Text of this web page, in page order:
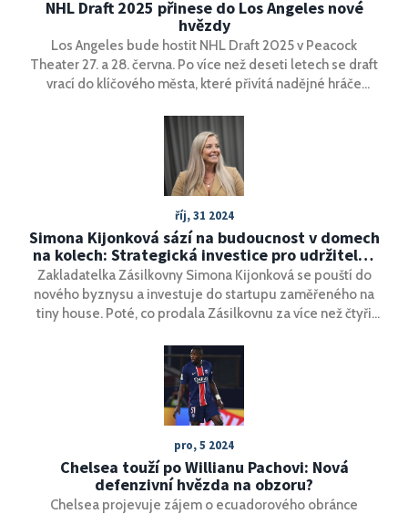
NHL Draft 2025 přinese do Los Angeles nové
hvězdy
Los Angeles bude hostit NHL Draft 2025 v Peacock
Theater 27. a 28. června. Po více než deseti letech se draft
vrací do klíčového města, které přivítá nadějné hráče
zahrnuje talentované hráče jako Matthew Schaefer a
Michael Misa. Akce zdůrazňuje spolupráci s lokálními
partnery.
říj, 31 2024
Simona Kijonková sází na budoucnost v domech
na kolech: Strategická investice pro udržitelné
bydlení
Zakladatelka Zásilkovny Simona Kijonková se pouští do
nového byznysu a investuje do startupu zaměřeného na
tiny house. Poté, co prodala Zásilkovnu za více než čtyři
podnikatelské příležitosti. Kijonková sází na sektory jako
technologie a zdravotnictví a hodlá také založit nadaci na
zlepšení života pro jednotliví hmotně znevýhodněné
skupiny obyvatelstva.
pro, 5 2024
Chelsea touží po Willianu Pachovi: Nová
defenzivní hvězda na obzoru?
Chelsea projevuje zájem o ecuadorového obránce